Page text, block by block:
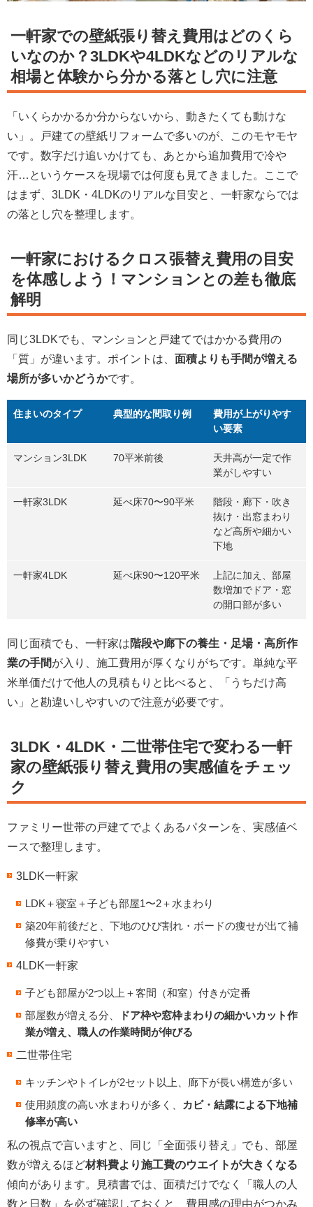
一軒家での壁紙張り替え費用はどのくら
いなのか？3LDKや4LDKなどのリアルな
相場と体験から分かる落とし穴に注意
「いくらかかるか分からないから、動きたくても動けな
い」。戸建ての壁紙リフォームで多いのが、このモヤモヤ
です。数字だけ追いかけても、あとから追加費用で冷や
汗…というケースを現場では何度も見てきました。ここで
はまず、3LDK・4LDKのリアルな目安と、一軒家ならでは
の落とし穴を整理します。
一軒家におけるクロス張替え費用の目安
を体感しよう！マンションとの差も徹底
解明
同じ3LDKでも、マンションと戸建てではかかる費用の
「質」が違います。ポイントは、 面積よりも手間が増える
場所が多いかどうかです。
住まいのタイプ 典型的な間取り例
費用が上がりやす
い要素
マンション3LDK 70平米前後
天井高が一定で作
業がしやすい
一軒家3LDK 延べ床70〜90平米
階段・廊下・吹き
抜け・出窓まわり
など高所や細かい
下地
一軒家4LDK 延べ床90〜120平米
上記に加え、部屋
数増加でドア・窓
の開口部が多い
同じ面積でも、一軒家は階段や廊下の養生・足場・高所作
業の手間が入り、施工費用が厚くなりがちです。単純な平
米単価だけで他人の見積もりと比べると、「うちだけ高
い」と勘違いしやすいので注意が必要です。
3LDK・4LDK・二世帯住宅で変わる一軒
家の壁紙張り替え費用の実感値をチェッ
ク
ファミリー世帯の戸建てでよくあるパターンを、実感値ベ
ースで整理します。
3LDK一軒家
LDK＋寝室＋子ども部屋1〜2＋水まわり
築20年前後だと、下地のひび割れ・ボードの痩せが出て補
修費が乗りやすい
4LDK一軒家
子ども部屋が2つ以上＋客間（和室）付きが定番
部屋数が増える分、
ドア枠や窓枠まわりの細かいカット作
業が増え、職人の作業時間が伸びる
二世帯住宅
キッチンやトイレが2セット以上、廊下が長い構造が多い
使用頻度の高い水まわりが多く、
カビ・結露による下地補
修率が高い
私の視点で言いますと、同じ「全面張り替え」でも、部屋
数が増えるほど材料費より施工費のウエイトが大きくなる
傾向があります。見積書では、面積だけでなく「職人の人
数と日数」を必ず確認しておくと、費用感の理由がつかみ